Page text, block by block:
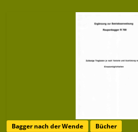
Bagger nach der Wende Bücher